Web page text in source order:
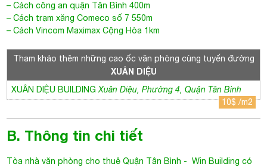
– Cách công an quận Tân Bình 400m
– Cách trạm xăng Comeco số 7 550m
– Cách Vincom Maximax Cộng Hòa 1km
Tham khảo thêm những cao ốc văn phòng cùng tuyến đường
XUÂN DIỆU
XUÂN DIỆU BUILDINGXuân Diệu, Phường 4, Quận Tân Bình
10$ /m2
B. Thông tin chi tiết
Tòa nhà văn phòng cho thuê Quận Tân Bình - Win Building có